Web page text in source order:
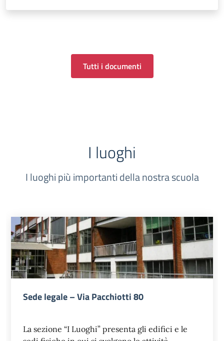
Tutti i documenti
I luoghi
I luoghi più importanti della nostra scuola
Sede legale – Via Pacchiotti 80
La sezione “I Luoghi” presenta gli edifici e le